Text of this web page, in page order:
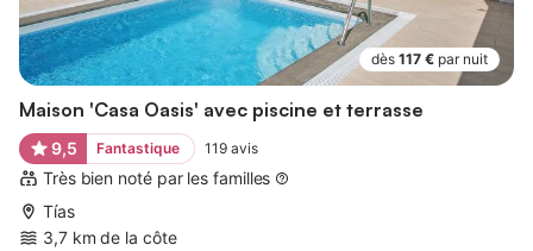
dès 117 € par nuit
Maison 'Casa Oasis' avec piscine et terrasse
9,5 Fantastique 119 avis
Très bien noté par les familles
Tías
3,7 km de la côte